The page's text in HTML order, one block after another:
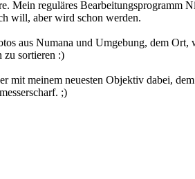
Mein reguläres
will, aber wird schon werden.
aus Numana und Umgebung, dem
zu sortieren :)
mit meinem neuesten Objektiv dabei,
;)